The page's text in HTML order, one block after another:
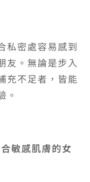
私密處容易感到
友。無論是步入
充不足者，皆能
。
敏感肌膚的女